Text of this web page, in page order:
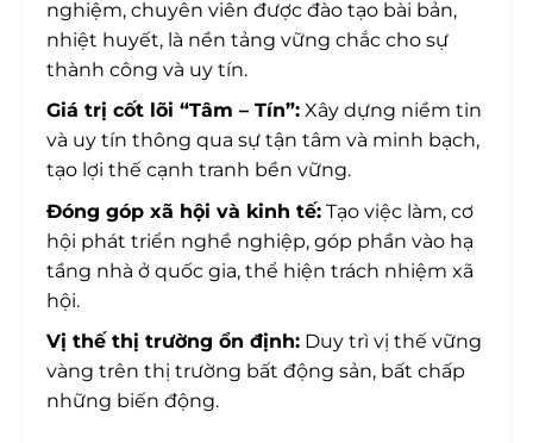
nghiệm, chuyên viên được đào tạo bài bản,
nhiệt huyết, là nền tảng vững chắc cho sự
thành công và uy tín.
Giá trị cốt lõi “Tâm – Tín”: Xây dựng niềm tin
và uy tín thông qua sự tận tâm và minh bạch,
tạo lợi thế cạnh tranh bền vững.
Đóng góp xã hội và kinh tế: Tạo việc làm, cơ
hội phát triển nghề nghiệp, góp phần vào hạ
tầng nhà ở quốc gia, thể hiện trách nhiệm xã
hội.
Vị thế thị trường ổn định: Duy trì vị thế vững
vàng trên thị trường bất động sản, bất chấp
những biến động.